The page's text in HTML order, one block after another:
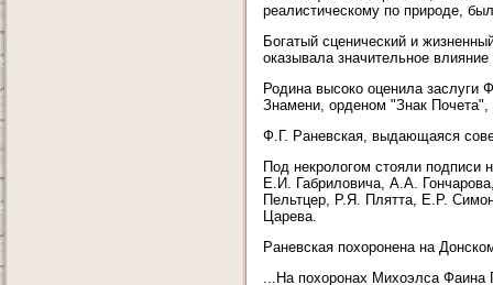
реалистическому по природе,
Богатый сценический и
оказывала значительное
Родина высоко оценила заслуги
Знамени, орденом "Знак
Ф.Г. Раневская, выдающаяся
Под некрологом стояли
Е.И. Габриловича, А.А.
Пельтцер, Р.Я. Плятта, Е.Р.
Царева.
Раневская похоронена на
...На похоронах Михоэлса Фаина